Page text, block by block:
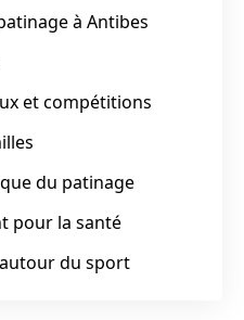
à Antibes
et compétitions
du patinage
pour la santé
du sport